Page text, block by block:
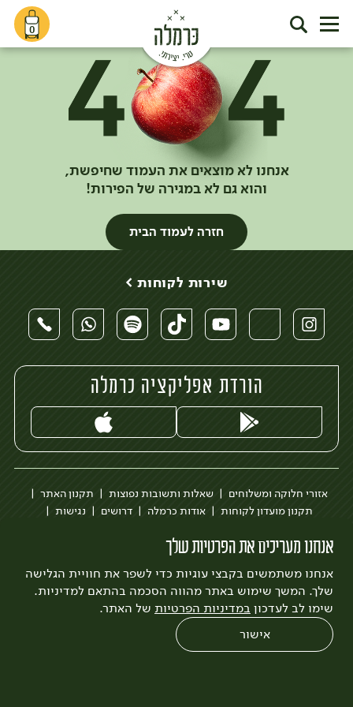
0
אנחנו לא מוצאים את העמוד שחיפשת,
והוא גם לא במגירה של הפירות!
חזרה לעמוד הבית
אנחנו מעריכים את הפרטיות שלך
אנחנו משתמשים בקבצי עוגיות כדי לשפר את חוויית הגלישה
שלך. המשך שימוש באתר מהווה הסכמה בהתאם למדיניות.
שימו לב לעדכון במדיניות הפרטיות של האתר.
אישור
שירות לקוחות >
הורדת אפליקציה כרמלה
אזורי חלוקה ומשלוחים שאלות ותשובות נפוצות
תקנון האתר
תקנון מועדון לקוחות
אודות כרמלה דרושים
נגישות
לצפייה בעדכון מדיניות פרטיות
עיצוב:3bears פיתוח:Quatro